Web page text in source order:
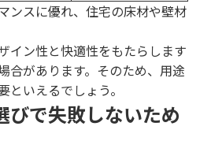
ンスに優れ、住宅の床材や壁材
イン性と快適性をもたらします
合があります。そのため、用途
いえるでしょう。
びで失敗しないため